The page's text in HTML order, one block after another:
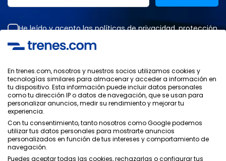
He leído y acepto laspolíticas de privacidad,protección
SOLUTIONS.
Política de Privacidad
Condiciones Generales
Política de Seguridad
Contacto
En trenes.com, nosotros y nuestros socios utilizamos cookies y
tecnologías similares para almacenar y acceder a información en
tu dispositivo. Esta información puede incluir datos personales
como tu dirección IP o datos de navegación, que se usan para
personalizar anuncios, medir su rendimiento y mejorar tu
experiencia.
Con tu consentimiento, tanto nosotros como Google podemos
utilizar tus datos personales para mostrarte anuncios
personalizados en función de tus intereses y comportamiento de
navegación.
Puedes aceptar todas las cookies, rechazarlas o configurar tus